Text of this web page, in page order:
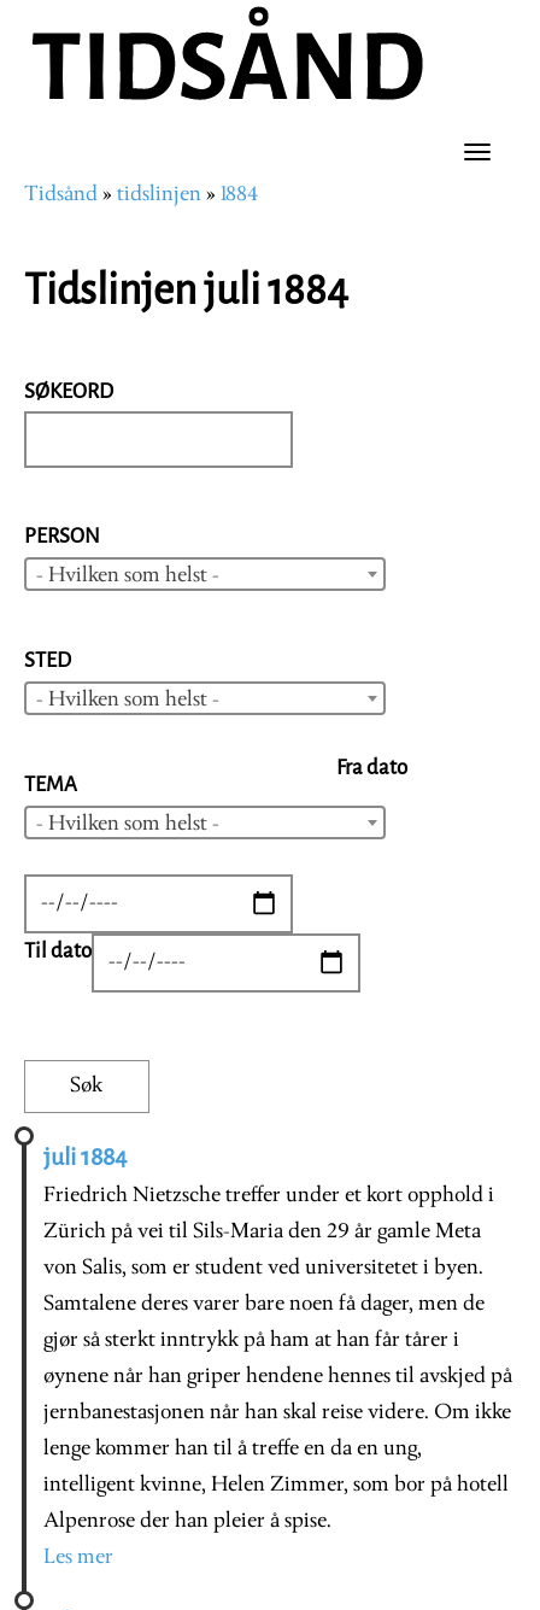
hovedinnhold
Toggle
Navigasjonssti
Tidsånd tidslinjen 1884
Tidslinjen juli 1884
SØKEORD
PERSON
- Hvilken som helst -
STED
- Hvilken som helst -
TEMA
- Hvilken som helst -
Fra dato
DATE
Til dato DATE
juli 1884
Friedrich Nietzsche treffer under et kort opphold i
Zürich på vei til Sils-Maria den 29 år gamle Meta
von Salis, som er student ved universitetet i byen.
Samtalene deres varer bare noen få dager, men de
gjør så sterkt inntrykk på ham at han får tårer i
øynene når han griper hendene hennes til avskjed på
jernbanestasjonen når han skal reise videre. Om ikke
lenge kommer han til å treffe en da en ung,
intelligent kvinne, Helen Zimmer, som bor på hotell
Alpenrose der han pleier å spise.
Les mer